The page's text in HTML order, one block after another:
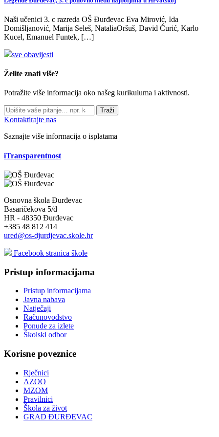
Naši učenici 3. c razreda OŠ Đurđevac Eva Mirović, Ida
Domišljanović, Marija Seleš, NataliaOršuš, David Ćurić, Karlo
Kucel, Emanuel Funtek, […]
sve obavijesti
Želite znati više?
Potražite više informacija oko našeg kurikuluma i aktivnosti.
Traži
Kontaktirajte nas
Saznajte više informacija o isplatama
iTransparentnost
Osnovna škola Đurđevac
Basaričekova 5/d
HR - 48350 Đurđevac
+385 48 812 414
ured@os-djurdjevac.skole.hr
Facebook stranica škole
Pristup informacijama
Pristup informacijama
Javna nabava
Natječaji
Računovodstvo
Ponude za izlete
Školski odbor
Korisne poveznice
Rječnici
AZOO
MZOM
Pravilnici
Škola za život
GRAD ĐURĐEVAC